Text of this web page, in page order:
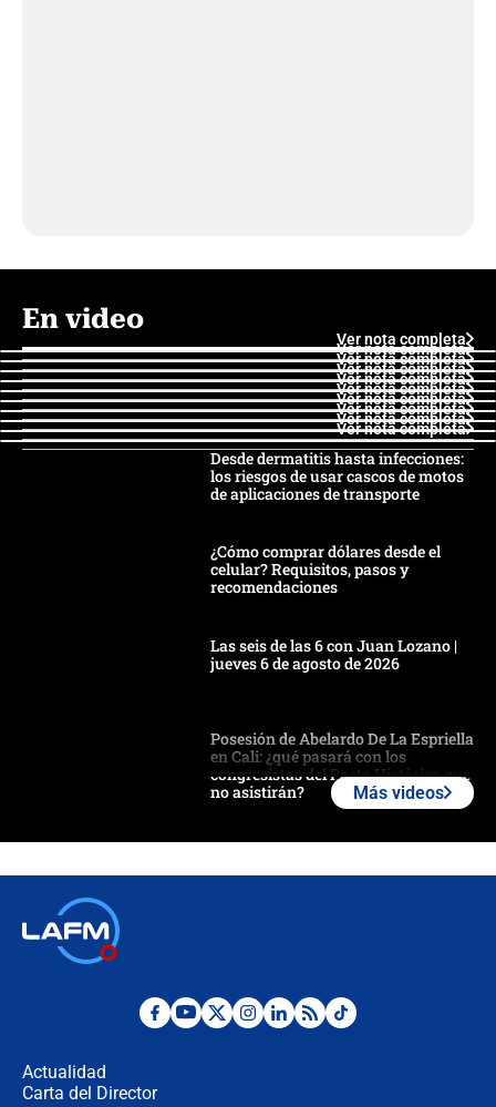
En video
Ver nota completa
Ver nota completa
Ver nota completa
Ver nota completa
Ver nota completa
Ver nota completa
Ver nota completa
Ver nota completa
Ver nota completa
Ver nota completa
Desde dermatitis hasta infecciones:
los riesgos de usar cascos de motos
de aplicaciones de transporte
¿Cómo comprar dólares desde el
celular? Requisitos, pasos y
recomendaciones
Las seis de las 6 con Juan Lozano |
jueves 6 de agosto de 2026
Posesión de Abelardo De La Espriella
en Cali: ¿qué pasará con los
congresistas del Pacto Histórico que
no asistirán?
¿Por qué De la Espriella gobernará
Más videos
Actualidad
Carta del Director